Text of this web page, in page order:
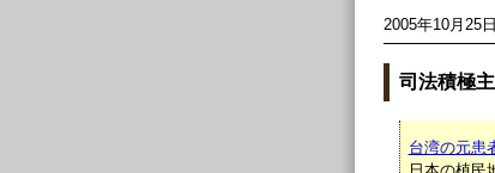
2005年10月25日
司法積極
台湾の元患